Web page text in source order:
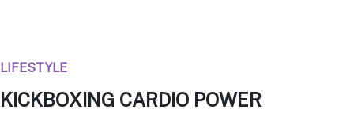
LIFESTYLE
KICKBOXING CARDIO POWER